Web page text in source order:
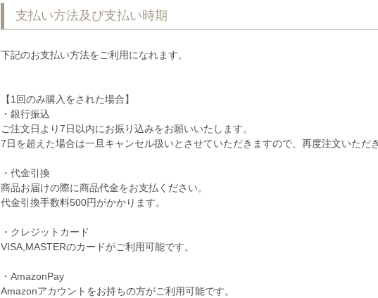
支払い方法及び支払い時期
下記のお支払い方法をご利用になれます。
【1回のみ購入をされた場合】
・銀行振込
ご注文日より7日以内にお振り込みをお願いいたします。
7日を超えた場合は一旦キャンセル扱いとさせていただきますので、再度注文いただ
・代金引換
商品お届けの際に商品代金をお支払ください。
代金引換手数料500円がかかります。
・クレジットカード
VISA,MASTERのカードがご利用可能です。
・AmazonPay
Amazonアカウントをお持ちの方がご利用可能です。